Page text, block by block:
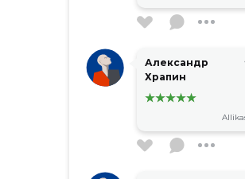
Александр
Храпин